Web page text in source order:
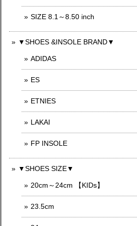
SIZE 8.1～8.50 inch
▼SHOES &INSOLE BRAND▼
ADIDAS
ES
ETNIES
LAKAI
FP INSOLE
▼SHOES SIZE▼
20cm～24cm 【KIDs】
23.5cm